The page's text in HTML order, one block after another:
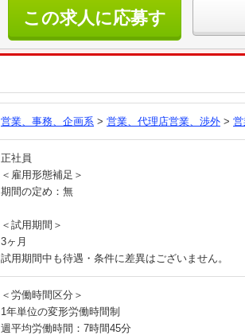
この求人に応募す
る
営業、事務、企画系 > 営業、代理店営業、渉外 >
正社員
＜雇用形態補足＞
期間の定め：無
＜試用期間＞
3ヶ月
試用期間中も待遇・条件に差異はございません。
＜労働時間区分＞
1年単位の変形労働時間制
週平均労働時間：7時間45分